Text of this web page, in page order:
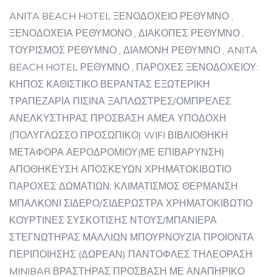
ANITA BEACH HOTEL ΞΕΝΟΔΟΧΕΙΟ ΡΕΘΥΜΝΟ ,
ΞΕΝΟΔΟΧΕΙΑ ΡΕΘΥΜΟΝΟ , ΔΙΑΚΟΠΕΣ ΡΕΘΥΜΝΟ ,
ΤΟΥΡΙΣΜΟΣ ΡΕΘΥΜΝΟ , ΔΙΑΜΟΝΗ ΡΕΘΥΜΝΟ , ANITA
BEACH HOTEL ΡΕΘΥΜΝΟ , ΠΑΡΟΧΕΣ ΞΕΝΟΔΟΧΕΙΟΥ:
ΚΗΠΟΣ ΚΑΘΙΣΤΙΚΟ ΒΕΡΑΝΤΑΣ ΕΞΩΤΕΡΙΚΗ
ΤΡΑΠΕΖΑΡΙΑ ΠΙΣΙΝΑ ΞΑΠΛΩΣΤΡΕΣ/ΟΜΠΡΕΛΕΣ
ΑΝΕΛΚΥΣΤΗΡΑΣ ΠΡΟΣΒΑΣΗ ΑΜΕΑ ΥΠΟΔΟΧΗ
(ΠΟΛΥΓΛΩΣΣΟ ΠΡΟΣΩΠΙΚΟ) WIFI ΒΙΒΛΙΟΘΗΚΗ
ΜΕΤΑΦΟΡΑ ΑΕΡΟΔΡΟΜΙΟΥ(ΜΕ ΕΠΙΒΑΡΥΝΣΗ)
ΑΠΟΘΗΚΕΥΣΗ ΑΠΟΣΚΕΥΩΝ ΧΡΗΜΑΤΟΚΙΒΩΤΙΟ
ΠΑΡΟΧΕΣ ΔΩΜΑΤΙΩΝ: ΚΛΙΜΑΤΙΣΜΟΣ ΘΕΡΜΑΝΣΗ
ΜΠΑΛΚΟΝΙ ΣΙΔΕΡΟ/ΣΙΔΕΡΩΣΤΡΑ ΧΡΗΜΑΤΟΚΙΒΩΤΙΟ
ΚΟΥΡΤΙΝΕΣ ΣΥΣΚΟΤΙΣΗΣ ΝΤΟΥΣ/ΜΠΑΝΙΕΡΑ
ΣΤΕΓΝΩΤΗΡΑΣ ΜΑΛΛΙΩΝ ΜΠΟΥΡΝΟΥΖΙΑ ΠΡΟΙΟΝΤΑ
ΠΕΡΙΠΟΙΗΣΗΣ (ΔΩΡΕΑΝ) ΠΑΝΤΟΦΛΕΣ ΤΗΛΕΟΡΑΣΗ
MINIBAR ΒΡΑΣΤΗΡΑΣ ΠΡΟΣΒΑΣΗ ΜΕ ΑΝΑΠΗΡΙΚΟ